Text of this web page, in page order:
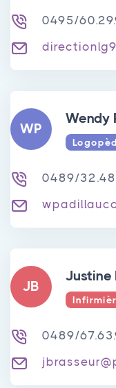
0495/
WP
Wendy
0489/
JB
Justine
0489/